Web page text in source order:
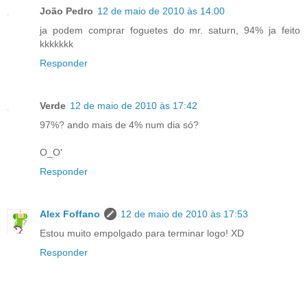
João Pedro 12 de maio de 2010 às 14:00
ja podem comprar foguetes do mr. saturn, 94% ja feito
kkkkkkk
Responder
Verde 12 de maio de 2010 às 17:42
97%? ando mais de 4% num dia só?
O_O'
Responder
Alex Foffano
12 de maio de 2010 às 17:53
Estou muito empolgado para terminar logo! XD
Responder